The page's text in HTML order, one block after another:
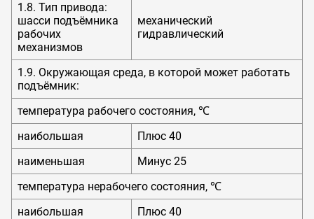
1.8. Тип привода:
шасси подъёмника
рабочих
механизмов
механический
гидравлический
1.9. Окружающая среда, в которой может работать
подъёмник:
температура рабочего состояния, ℃
наибольшая
Плюс 40
наименьшая
Минус 25
температура нерабочего состояния, ℃
наибольшая
Плюс 40